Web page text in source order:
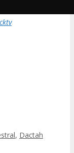
, Dactah